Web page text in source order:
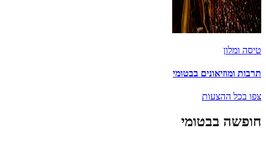
טיסה ומלון
תרבות ומוזיאונים בבטומי
צפו בכל ההצעות
חופשה בבטומי